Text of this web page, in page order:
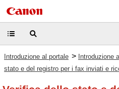
Introduzione al portale > Introduzione
stato e del registro per i fax inviati e